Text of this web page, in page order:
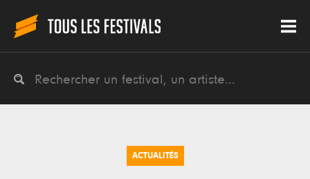
ACTUALITÉS